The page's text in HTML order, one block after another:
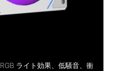
ライト効果、低騒音、衝